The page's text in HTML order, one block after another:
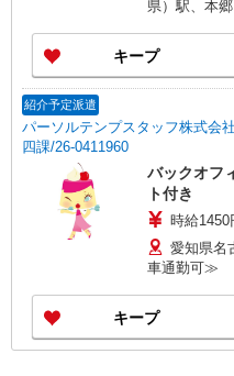
県）駅、本
キープ
紹介予定派遣
パーソルテンプスタッフ株式会
四課/26-0411960
バックオフ
ト付き
時給1450
愛知県
車通勤可≫
キープ